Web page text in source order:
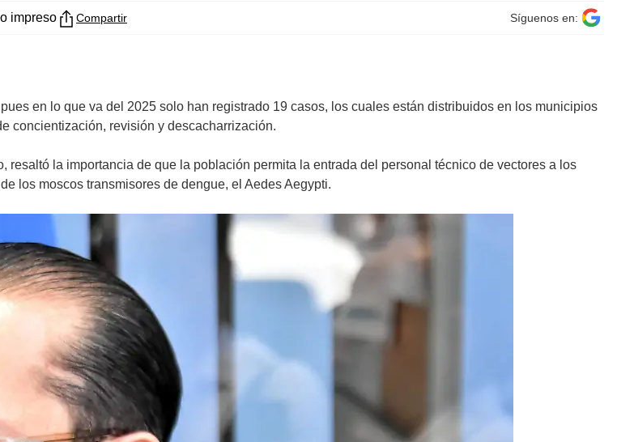
impreso Compartir Síguenos en:
en lo que va del 2025 solo han registrado 19 casos, los cuales están distribuidos en los municipios
concientización, revisión y descacharrización.
la importancia de que la población permita la entrada del personal técnico de vectores a los
los moscos transmisores de dengue, el Aedes Aegypti.